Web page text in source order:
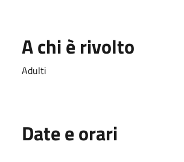
A chi è rivolto
Adulti
Date e orari